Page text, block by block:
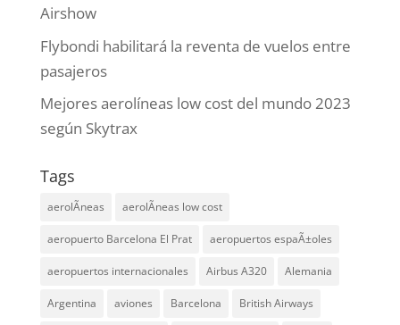
Airshow
Flybondi habilitará la reventa de vuelos entre
pasajeros
Mejores aerolíneas low cost del mundo 2023
según Skytrax
Tags
aerolÃ­neas aerolÃ­neas low cost
aeropuerto Barcelona El Prat aeropuertos espaÃ±oles
aeropuertos internacionales Airbus A320 Alemania
Argentina aviones Barcelona British Airways